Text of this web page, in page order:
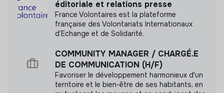
mesure d'impact
Labels et certifications
La plateforme des double-actifs
éditoriale et relations presse
France Volontaires est la plateforme
française des Volontariats Internationaux
d’Echange et de Solidarité.
COMMUNITY MANAGER / CHARGÉ.E
DE COMMUNICATION (H/F)
Favoriser le développement harmonieux d'un
territoire et le bien-être de ses habitants, en